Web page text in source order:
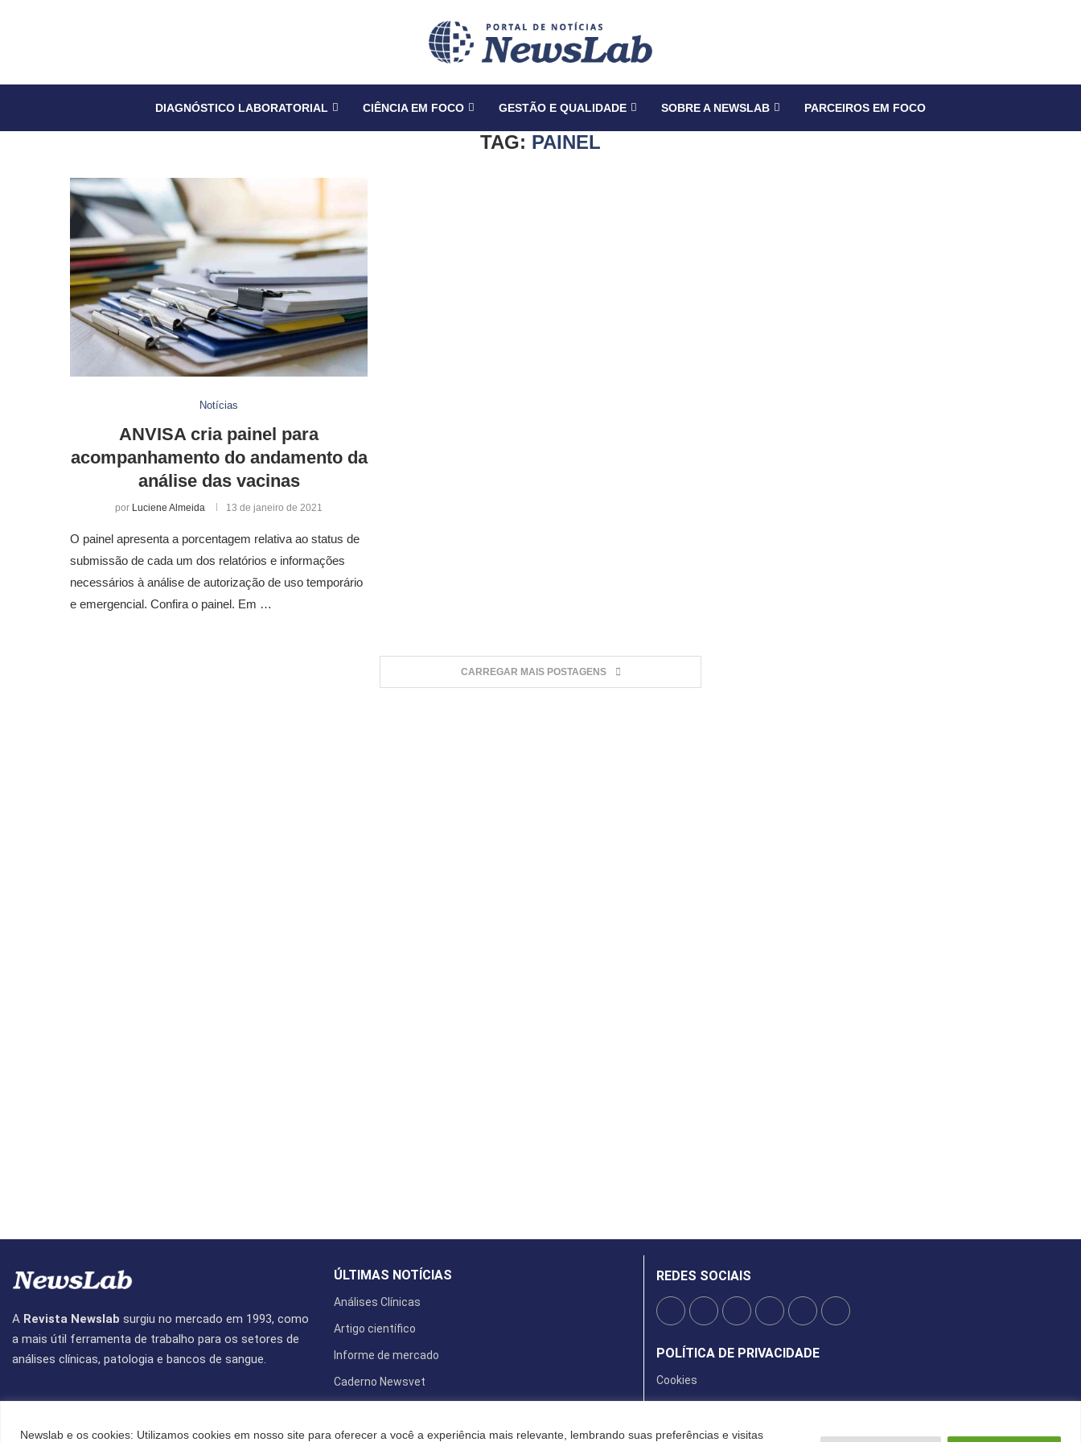
Newslab e os cookies: Utilizamos cookies em nosso site para oferecer a você a experiência mais relevante, lembrando suas preferências e visitas
DIAGNÓSTICO LABORATORIAL CIÊNCIA EM FOCO GESTÃO E QUALIDADE SOBRE A NEWSLAB PARCEIROS EM FOCO
TAG: PAINEL
Notícias
ANVISA cria painel para
acompanhamento do andamento da
análise das vacinas
por Luciene Almeida 13 de janeiro de 2021
O painel apresenta a porcentagem relativa ao status de
submissão de cada um dos relatórios e informações
necessários à análise de autorização de uso temporário
e emergencial. Confira o painel. Em …
CARREGAR MAIS POSTAGENS
A Revista Newslab surgiu no mercado em 1993, como
a mais útil ferramenta de trabalho para os setores de
análises clínicas, patologia e bancos de sangue.
ÚLTIMAS NOTÍCIAS
Análises Clínicas
Artigo científico
Informe de mercado
Caderno Newsvet
REDES SOCIAIS
POLÍTICA DE PRIVACIDADE
Cookies